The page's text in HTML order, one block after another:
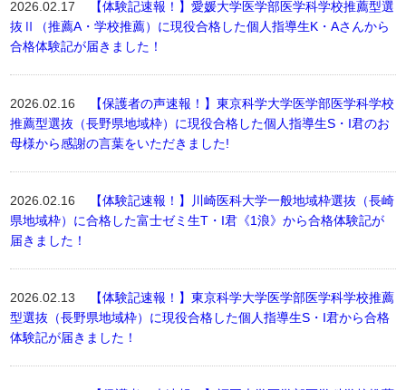
2026.02.17
【体験記速報！】愛媛大学医学部医学科学校推薦型選
抜Ⅱ（推薦A・学校推薦）に現役合格した個人指導生K・Aさんから
合格体験記が届きました！
2026.02.16
【保護者の声速報！】東京科学大学医学部医学科学校
推薦型選抜（長野県地域枠）に現役合格した個人指導生S・I君のお
母様から感謝の言葉をいただきました!
2026.02.16
【体験記速報！】川崎医科大学一般地域枠選抜（長崎
県地域枠）に合格した富士ゼミ生T・I君《1浪》から合格体験記が
届きました！
2026.02.13
【体験記速報！】東京科学大学医学部医学科学校推薦
型選抜（長野県地域枠）に現役合格した個人指導生S・I君から合格
体験記が届きました！